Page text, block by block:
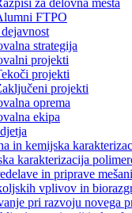
FTPO
strategija
projekti
projekti
projekti
oprema
ekipa
in kemijska
karakterizacija
in priprave
vplivov in
pri razvoju novega